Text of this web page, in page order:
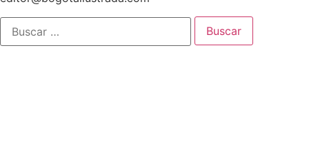
Buscar: